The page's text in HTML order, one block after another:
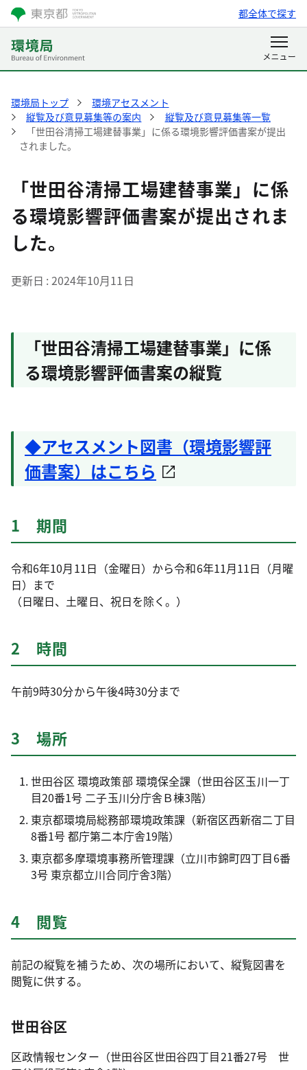
都全体で探す
環境局トップ
環境アセスメント
縦覧及び意見募集等の案内
縦覧及び意見募集等一覧
「世田谷清掃工場建替事業」に係る環境影響評価書案が提出
されました。
「世田谷清掃工場建替事業」に係
る環境影響評価書案が提出されま
した。
更新日 2024年10月11日
「世田谷清掃工場建替事業」に係
る環境影響評価書案の縦覧
◆アセスメント図書（環境影響評
価書案）はこちら
1 期間
令和6年10月11日（金曜日）から令和6年11月11日（月曜
日）まで
（日曜日、土曜日、祝日を除く。）
2 時間
午前9時30分から午後4時30分まで
3 場所
世田谷区 環境政策部 環境保全課（世田谷区玉川一丁
目20番1号 二子玉川分庁舎Ｂ棟3階）
東京都環境局総務部環境政策課（新宿区西新宿二丁目
8番1号 都庁第二本庁舎19階）
東京都多摩環境事務所管理課（立川市錦町四丁目6番
3号 東京都立川合同庁舎3階）
4 閲覧
前記の縦覧を補うため、次の場所において、縦覧図書を
閲覧に供する。
世田谷区
区政情報センター（世田谷区世田谷四丁目21番27号 世